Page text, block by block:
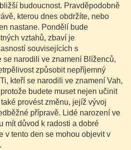
budoucnost. Pravděpodobně
kterou dnes obdržíte, nebo
nastane. Pondělí bude
vztahů, zbaví je
souvisejících s
se narodili ve znamení Blíženců,
způsobit nepříjemný
kteří se narodili ve znamení Vah,
budete muset nejen učinit
provést změnu, jejíž vývoj
přípravě. Lidé narození ve
mít důvod k radosti a dobré
v tento den se mohou objevit v